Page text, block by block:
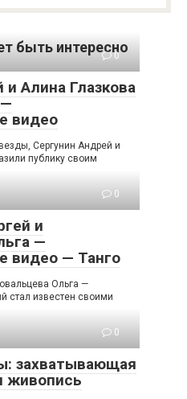
быть интересно
0
Алина Глазкова
видео
Сергунин Андрей и
публику своим
0
и
—
видео — Танго
Ольга —
стал известен своими
0
захватывающая
живопись